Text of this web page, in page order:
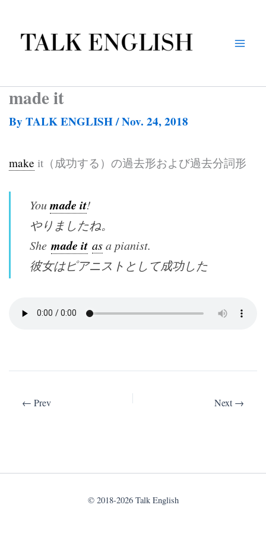
content
made it
By TALK ENGLISH/Nov. 24, 2018
make it（成功する）の過去形および過去分詞形
Youmade it!
やりましたね。
She made it asa pianist.
彼女はピアニストとして成功した
© 2018-2026 Talk English